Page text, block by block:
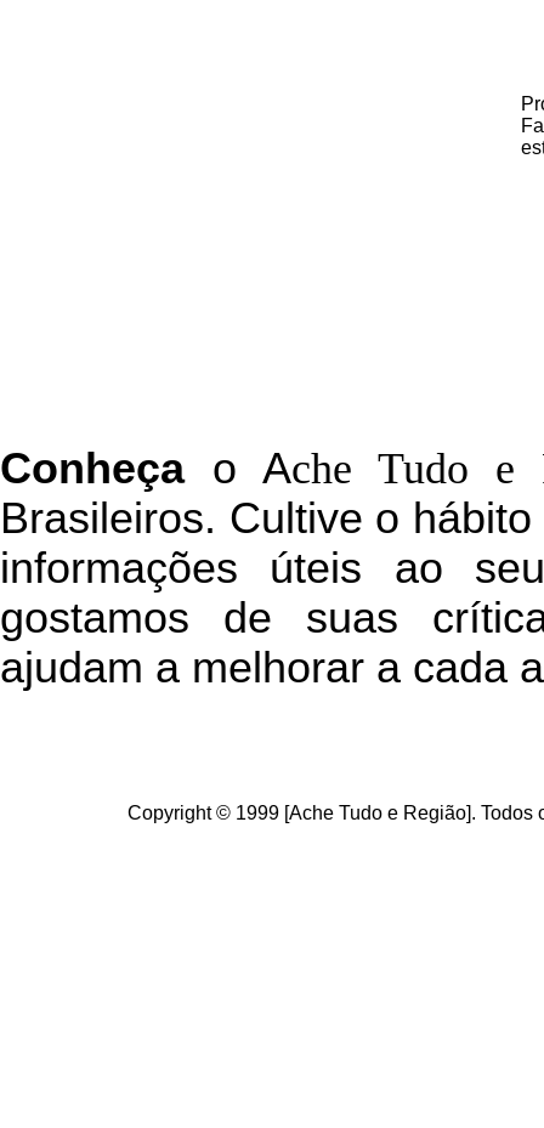
Conheçao Ache Tudo e
Brasileiros. Cultive o
informações úteis ao
gostamos de suas
ajudam a melhorar a cada
Copyright © 1999 [Ache Tudo e Região]. Todos